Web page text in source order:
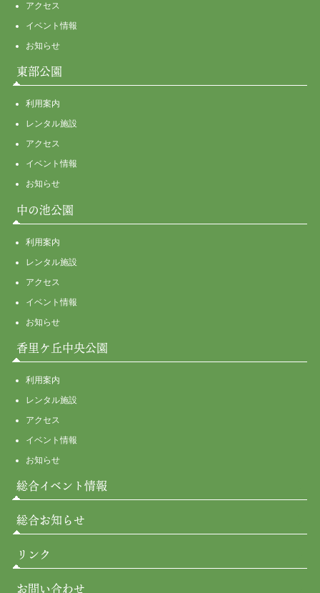
アクセス
イベント情報
お知らせ
東部公園
利用案内
レンタル施設
アクセス
イベント情報
お知らせ
中の池公園
利用案内
レンタル施設
アクセス
イベント情報
お知らせ
香里ケ丘中央公園
利用案内
レンタル施設
アクセス
イベント情報
お知らせ
総合イベント情報
総合お知らせ
リンク
お問い合わせ